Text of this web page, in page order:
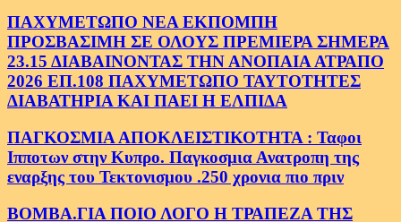
ΠΑΧΥΜΕΤΩΠΟ ΝΕΑ ΕΚΠΟΜΠΗ
ΠΡΟΣΒΑΣΙΜΗ ΣΕ ΟΛΟΥΣ ΠΡΕΜΙΕΡΑ ΣΗΜΕΡΑ
23.15 ΔΙΑΒΑΙΝΟΝΤΑΣ ΤΗΝ ΑΝΟΠΑΙΑ ΑΤΡΑΠΟ
2026 ΕΠ.108 ΠΑΧΥΜΕΤΩΠΟ ΤΑΥΤΟΤΗΤΕΣ
ΔΙΑΒΑΤΗΡΙΑ ΚΑΙ ΠΑΕΙ Η ΕΛΠΙΔΑ
ΠΑΓΚΟΣΜΙΑ ΑΠΟΚΛΕΙΣΤΙΚΟΤΗΤΑ : Ταφοι
Ιπποτων στην Κυπρο. Παγκοσμια Ανατροπη της
εναρξης του Τεκτονισμου .250 χρονια πιο πριν
ΒΟΜΒΑ.ΓΙΑ ΠΟΙΟ ΛΟΓΟ Η ΤΡΑΠΕΖΑ ΤΗΣ